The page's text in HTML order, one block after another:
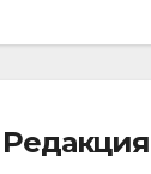
Редакция